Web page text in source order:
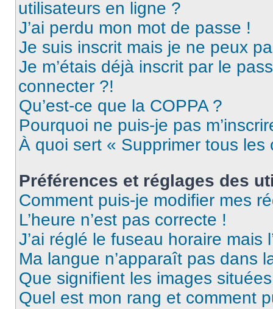
utilisateurs en ligne ?
J’ai perdu mon mot de passe !
Je suis inscrit mais je ne peux
Je m’étais déjà inscrit par le
connecter ?!
Qu’est-ce que la COPPA ?
Pourquoi ne puis-je pas
À quoi sert « Supprimer tous les
Préférences et réglages des
Comment puis-je modifier mes
L’heure n’est pas correcte !
J’ai réglé le fuseau horaire mais
Ma langue n’apparaît pas dans
Que signifient les images
Quel est mon rang et comment